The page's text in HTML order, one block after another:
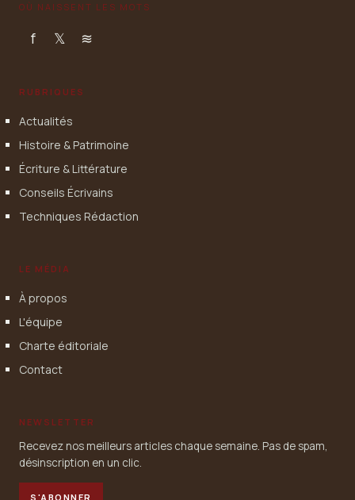
OÙ NAISSENT LES MOTS
f 𝕏 ≋
RUBRIQUES
Actualités
Histoire & Patrimoine
Écriture & Littérature
Conseils Écrivains
Techniques Rédaction
LE MÉDIA
À propos
L'équipe
Charte éditoriale
Contact
NEWSLETTER
Recevez nos meilleurs articles chaque semaine. Pas de spam,
désinscription en un clic.
S'ABONNER